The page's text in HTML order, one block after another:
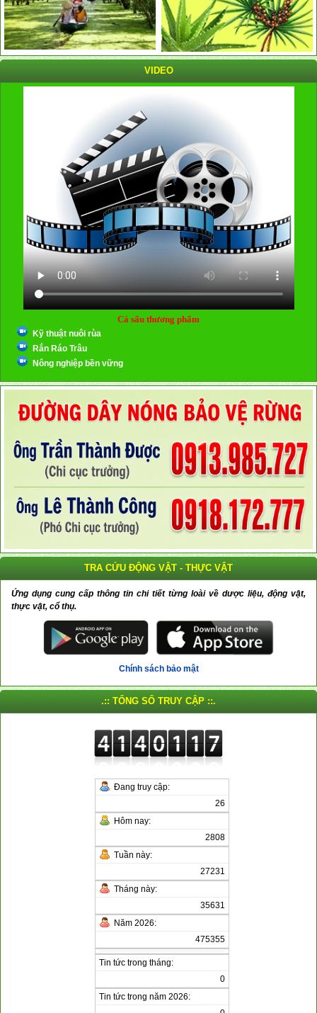
VIDEO
Cá sấu thương phẩm
Kỹ thuật nuôi rùa
Rắn Ráo Trâu
Nông nghiệp bền vững
TRA CỨU ĐỘNG VẬT - THỰC VẬT
Ứng dụng cung cấp thông tin chi tiết từng loài về dược liệu, động vật,
thực vật, cổ thụ.
Chính sách bảo mật
.:: TỔNG SỐ TRUY CẬP ::.
Đang truy cập:
26
Hôm nay:
2808
Tuần này:
27231
Tháng này:
35631
Năm 2026:
475355
Tin tức trong tháng:
0
Tin tức trong năm 2026: